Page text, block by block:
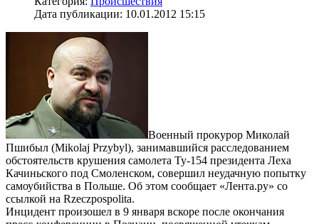
Дата публикации: 10.01.2012 15:15
Военный прокурор Миколай
Пшибыл (Mikolaj Przybyl), занимавшийся расследованием
обстоятельств крушения самолета Ту-154 президента Леха
Качиньского под Смоленском, совершил неудачную попытку
самоубийства в Польше. Об этом сообщает «Лента.ру» со
ссылкой на Rzeczpospolita.
Инцидент произошел в 9 января вскоре после окончания